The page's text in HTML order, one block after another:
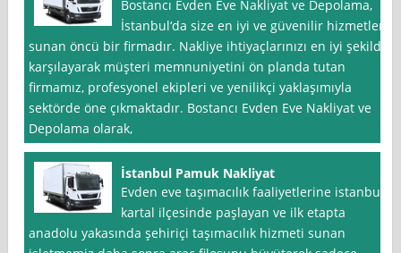
Bostancı Evden Eve Nakliyat ve Depolama,
İstanbul‘da size en iyi ve güvenilir hizmetleri
sunan öncü bir firmadır. Nakliye ihtiyaçlarınızı en iyi şekilde
karşılayarak müşteri memnuniyetini ön planda tutan
firmamız, profesyonel ekipleri ve yenilikçi yaklaşımıyla
sektörde öne çıkmaktadır. Bostancı Evden Eve Nakliyat ve
Depolama olarak,
İstanbul Pamuk Nakliyat
Evden eve taşımacılık faaliyetlerine istanbul
kartal ilçesinde paşlayan ve ilk etapta
anadolu yakasında şehiriçi taşımacılık hizmeti sunan